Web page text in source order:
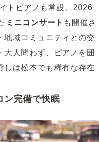
トピアノも常設。2026
ミニコンサート も開催さ
地域コミュニティとの交
大人問わず、ピアノを囲
しは松本でも稀有な存在
ン完備で快眠